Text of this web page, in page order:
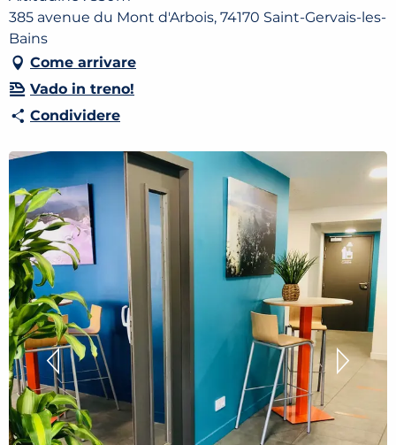
385 avenue du Mont d'Arbois, 74170 Saint-Gervais-les-
Bains
Come arrivare
Vado in treno!
Condividere